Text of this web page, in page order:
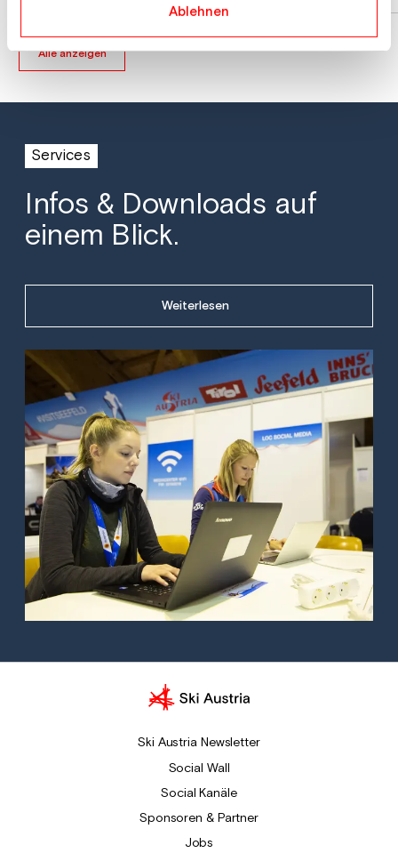
Ablehnen
Alle anzeigen
Services
Infos & Downloads auf
einem Blick.
Weiterlesen
Ski Austria Newsletter
Social Wall
Social Kanäle
Sponsoren & Partner
Jobs